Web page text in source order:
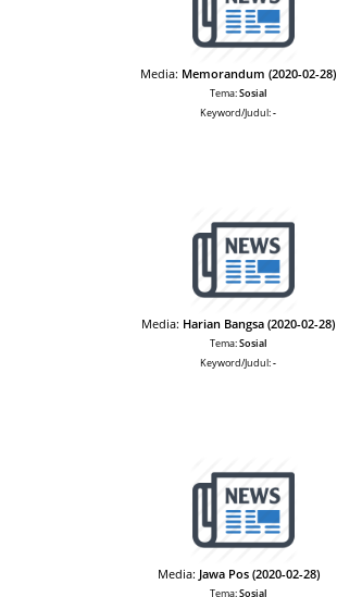
Media: Memorandum (2020-02-28)
Tema:Sosial
Keyword/Judul:-
Media: Harian Bangsa (2020-02-28)
Tema:Sosial
Keyword/Judul:-
Media: Jawa Pos (2020-02-28)
Tema:Sosial